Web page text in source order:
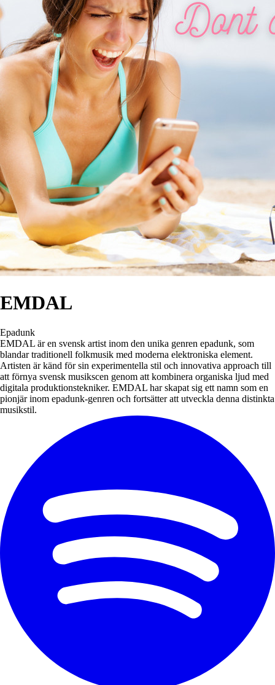
EMDAL
Epadunk
EMDAL är en svensk artist inom den unika genren epadunk, som
blandar traditionell folkmusik med moderna elektroniska element.
Artisten är känd för sin experimentella stil och innovativa approach till
att förnya svensk musikscen genom att kombinera organiska ljud med
digitala produktionstekniker. EMDAL har skapat sig ett namn som en
pionjär inom epadunk-genren och fortsätter att utveckla denna distinkta
musikstil.